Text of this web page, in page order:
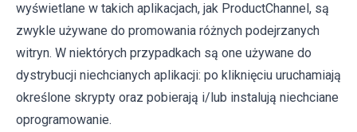
wyświetlane w takich aplikacjach, jak ProductChannel, są
zwykle używane do promowania różnych podejrzanych
witryn. W niektórych przypadkach są one używane do
dystrybucji niechcianych aplikacji: po kliknięciu uruchamiają
określone skrypty oraz pobierają i/lub instalują niechciane
oprogramowanie.